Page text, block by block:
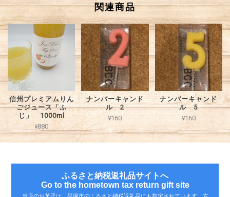
関連商品
信州プレミアムりん
ごジュース「ふ
じ」 1000ml
¥880
ナンバーキャンド
ル 2
¥160
ナンバーキャンド
ル 5
¥160
ふるさと納税返礼品サイトへ
Go to the hometown tax return gift site